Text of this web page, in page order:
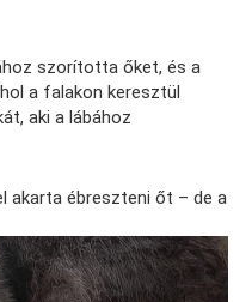
szorította őket, és a
a falakon keresztül
aki a lábához
akarta ébreszteni őt – de a